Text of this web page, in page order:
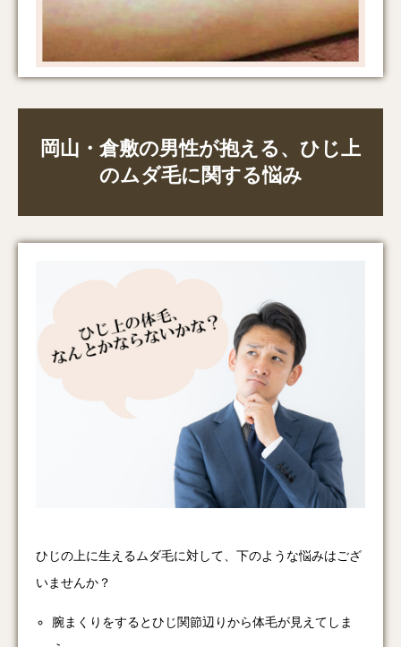
岡山・倉敷の男性が抱える、ひじ上
のムダ毛に関する悩み
ひじの上に生えるムダ毛に対して、下のような悩みはござ
いませんか？
腕まくりをするとひじ関節辺りから体毛が見えてしま